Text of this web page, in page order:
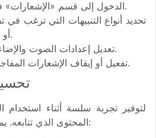
الدخول إلى قسم «الإشعارات» في إعدادات التطبيق.
تحديد أنواع التنبيهات التي ترغب في
أو تفاعلات المنشورات.
تعديل إعدادات الصوت والإضاءة لتناسب تفضيلاتك.
تفعيل أو إيقاف الإشعارات المفاجئة بناءً على أولوياتك.
لتوفير تجربة سلسة أثناء استخدام
المحتوى الذي تتابعه. يمكنك القيام بذلك من خلال: